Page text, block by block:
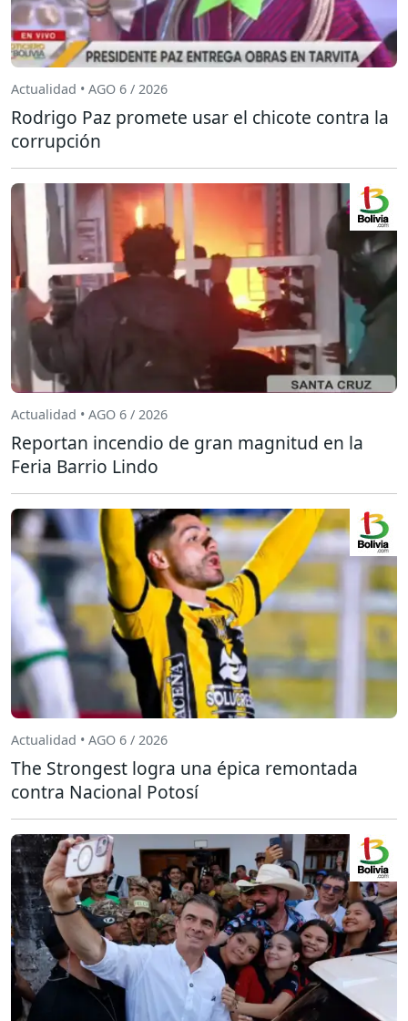
Actualidad • AGO 6 / 2026
Rodrigo Paz promete usar el chicote contra la
corrupción
Actualidad • AGO 6 / 2026
Reportan incendio de gran magnitud en la
Feria Barrio Lindo
Actualidad • AGO 6 / 2026
The Strongest logra una épica remontada
contra Nacional Potosí